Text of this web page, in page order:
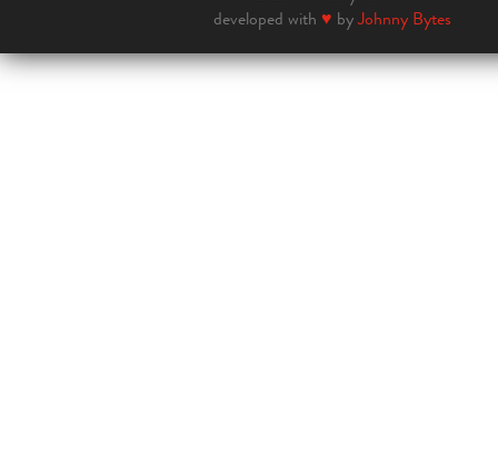
developed with ♥ byJohnny Bytes